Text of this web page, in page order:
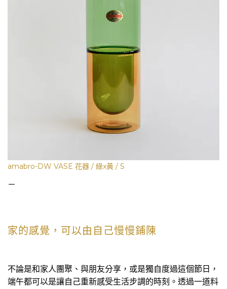
amabro-DW VASE 花器 / 綠x黃 / S
－
家的感覺，可以由自己慢慢鋪陳
不論是和家人團聚、與朋友分享，或是獨自度過這個節日，
端午都可以是讓自己重新感受生活步調的時刻。透過一道料